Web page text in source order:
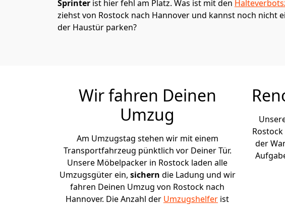
Sprinter ist hier fehl am Platz. Was ist mit den
ziehst von Rostock nach Hannover und kannst noch nicht
der Haustür parken?
Wir fahren Deinen
Umzug
Am Umzugstag stehen wir mit einem
Transportfahrzeug pünktlich vor Deiner Tür.
Unsere Möbelpacker in Rostock laden alle
Umzugsgüter ein, sichern die Ladung und wir
fahren Deinen Umzug von Rostock nach
Hannover. Die Anzahl der Umzugshelfer ist
der